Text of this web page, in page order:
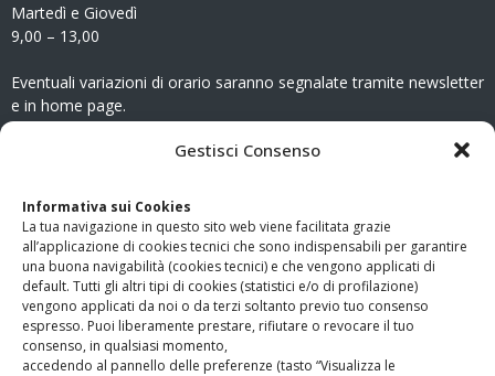
Gestisci Consenso
Informativa sui Cookies
La tua navigazione in questo sito web viene facilitata grazie
all’applicazione di cookies tecnici che sono indispensabili per garantire
una buona navigabilità (cookies tecnici) e che vengono applicati di
default. Tutti gli altri tipi di cookies (statistici e/o di profilazione)
vengono applicati da noi o da terzi soltanto previo tuo consenso
espresso. Puoi liberamente prestare, rifiutare o revocare il tuo
consenso, in qualsiasi momento,
accedendo al pannello delle preferenze (tasto “Visualizza le
Martedì e Giovedì
9,00 – 13,00
Eventuali variazioni di orario saranno segnalate tramite newsletter
e in home page.
www.odg.toscana.it – testata registrata presso il Tribunale di
Firenze al nr. 5208 dell’ 08.10.2002. Direttore responsabile:
Giampaolo Marchini – C.F. 80005790482
LINK UTILI